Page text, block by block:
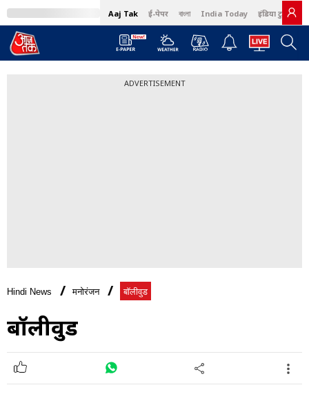
Aaj Tak ई-पेपर বাংলা India Today इंडिया टुडे हिंदी
ADVERTISEMENT
Hindi News मनोरंजन बॉलीवुड
बॉलीवुड